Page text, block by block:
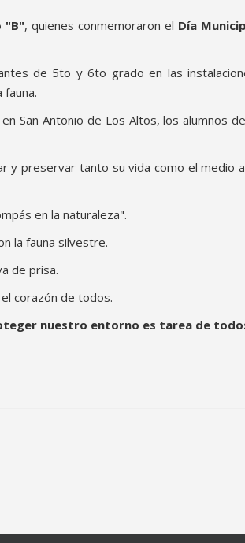
"B", quienes conmemoraron el Día
de 5to y 6to grado en las
San Antonio de Los Altos, los alumnos
y preservar tanto su vida como el medio
en la naturaleza".
la fauna silvestre.
de prisa.
corazón de todos.
nuestro entorno es tarea de